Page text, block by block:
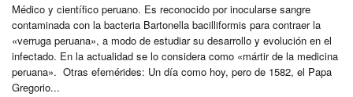
Médico y científico peruano. Es reconocido por inocularse sangre
contaminada con la bacteria Bartonella bacilliformis para contraer la
«verruga peruana», a modo de estudiar su desarrollo y evolución en el
infectado. En la actualidad se lo considera como «mártir de la medicina
peruana». Otras efemérides: Un día como hoy, pero de 1582, el Papa
Gregorio...